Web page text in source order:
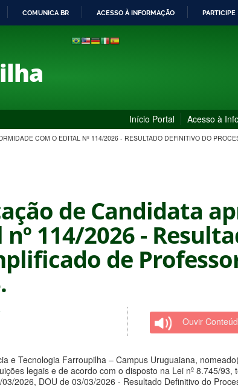
PARA
COMUNICA BR ACESSO À INFORMAÇÃO PARTICIPE
Início Portal Acesso à
COM O EDITAL Nº 114/2026 - RESULTADO DEFINITIVO DO
de Candidata
114/2026 -
de
Ouvir
e Tecnologia Farroupilha – Campus Uruguaiana,
legais e de acordo com o disposto na Lei nº 8.745/93,
2026, DOU de 03/03/2026 - Resultado Definitivo do